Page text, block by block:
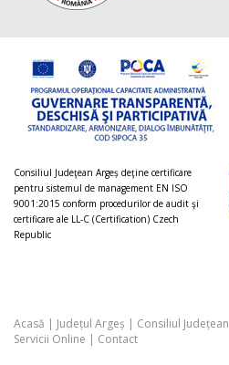
Consiliul Judeţean Argeș deţine certificare
pentru sistemul de management EN ISO
9001:2015 conform procedurilor de audit şi
certificare ale LL-C (Certification) Czech
Republic
Acasă | Județul Argeș | Consiliul Județean
Servicii Online | Contact